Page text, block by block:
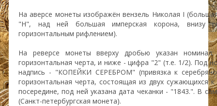
На аверсе монеты изображён вензель Николая I
"Н", над ней большая имперская корона, внизу
горизонтальным рифлением).
На реверсе монеты вверху дробью указан
горизонтальная черта, и ниже - цифра "2" (т.е. 1/2). Под
надпись - "КОПЕЙКИ СЕРЕБРОМ" (привязка к
горизонтальная черта, состоящая из двух сужающихся
посередине, под ней указана дата чеканки - "1843.". В
(Санкт-петербургская монета).